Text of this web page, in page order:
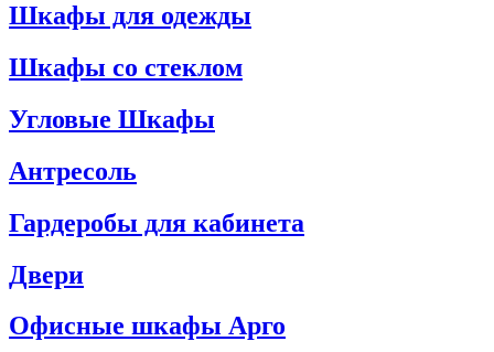
Шкафы для одежды
Шкафы со стеклом
Угловые Шкафы
Антресоль
Гардеробы для кабинета
Двери
Офисные шкафы Арго